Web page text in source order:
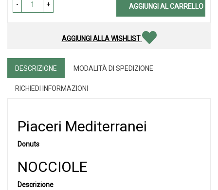
- + AGGIUNGI AL CARRELLO
AGGIUNGI ALLA WISHLIST
DESCRIZIONE MODALITÀ DI SPEDIZIONE
RICHIEDI INFORMAZIONI
Piaceri Mediterranei
Donuts
NOCCIOLE
Descrizione